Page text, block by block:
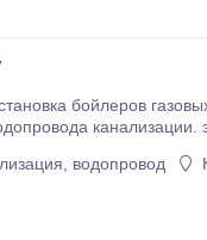
бойлеров
водопровод